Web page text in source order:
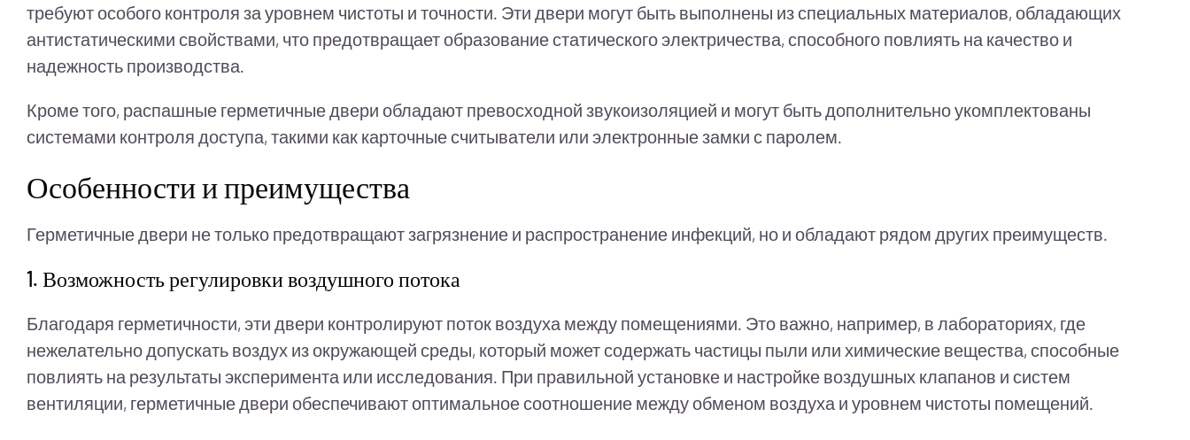
требуют особого контроля за уровнем чистоты и точности. Эти двери могут быть выполнены из специальных материалов, обладающих
антистатическими свойствами, что предотвращает образование статического электричества, способного повлиять на качество и
надежность производства.
Кроме того, распашные герметичные двери обладают превосходной звукоизоляцией и могут быть дополнительно укомплектованы
системами контроля доступа, такими как карточные считыватели или электронные замки с паролем.
Особенности и преимущества
Герметичные двери не только предотвращают загрязнение и распространение инфекций, но и обладают рядом других преимуществ.
1. Возможность регулировки воздушного потока
Благодаря герметичности, эти двери контролируют поток воздуха между помещениями. Это важно, например, в лабораториях, где
нежелательно допускать воздух из окружающей среды, который может содержать частицы пыли или химические вещества, способные
повлиять на результаты эксперимента или исследования. При правильной установке и настройке воздушных клапанов и систем
вентиляции, герметичные двери обеспечивают оптимальное соотношение между обменом воздуха и уровнем чистоты помещений.